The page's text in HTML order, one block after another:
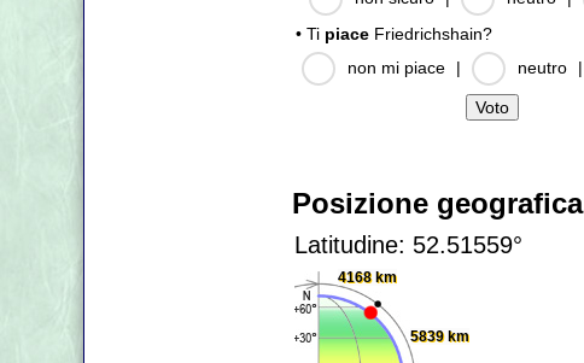
• Ti piace Friedrichshain?
non mi piace
| neutro |
Posizione geografica
Latitudine: 52.51559°
4168 km
5839 km